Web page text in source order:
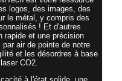
logos, des images, des
le métal, y compris des
! Et d'autres
rapide et une précision
air de pointe de notre
et les désordres à base
CO2.